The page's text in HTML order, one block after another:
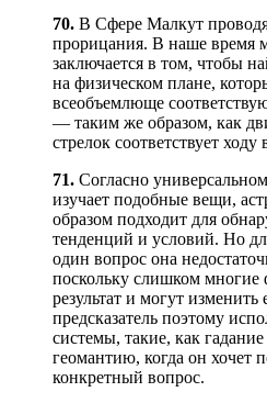
70. В Сфере Малкут
прорицания. В наше время
заключается в том, чтобы
на физическом плане,
всеобъемлюще
— таким же образом, как
стрелок соответствует ходу
71. Согласно
изучает подобные вещи,
образом подходит для
тенденций и условий. Но
один вопрос она
поскольку слишком многие
результат и могут
предсказатель поэтому
системы, такие, как
геомантию, когда он хочет
конкретный вопрос.